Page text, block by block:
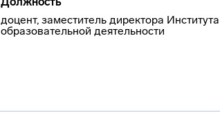
доцент, заместитель директора
образовательной деятельности